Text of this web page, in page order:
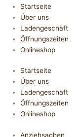
Startseite
Über uns
Ladengeschäft
Öffnungszeiten
Onlineshop
Startseite
Über uns
Ladengeschäft
Öffnungszeiten
Onlineshop
Anziehsachen